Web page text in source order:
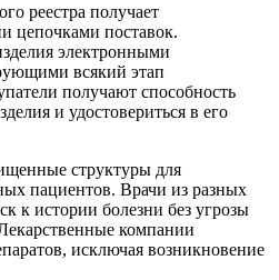
реестра получает
цепочками поставок.
электронными
всякий этап
получают способность
и удостовериться в его
структуры для
пациентов. Врачи из разных
к истории болезни без угрозы
компании
исключая возникновение